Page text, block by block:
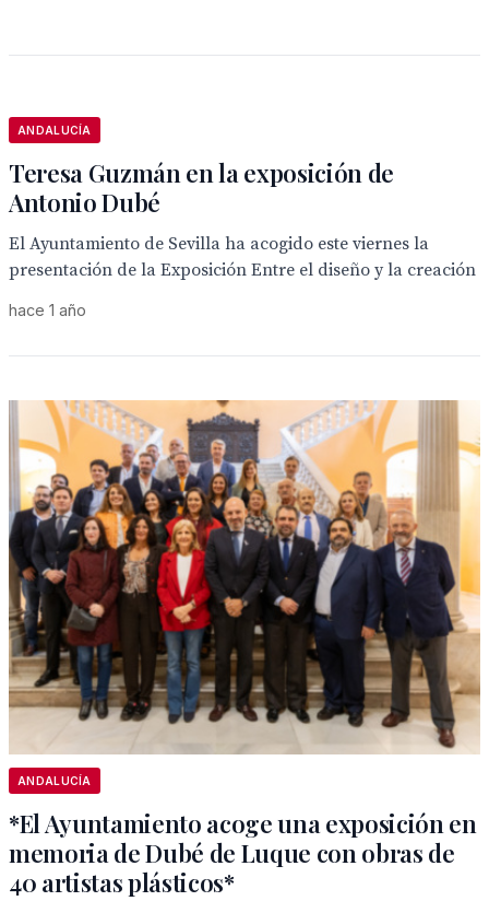
ANDALUCÍA
Teresa Guzmán en la exposición de
Antonio Dubé
El Ayuntamiento de Sevilla ha acogido este viernes la
presentación de la Exposición Entre el diseño y la creación
hace 1 año
ANDALUCÍA
*El Ayuntamiento acoge una exposición en
memoria de Dubé de Luque con obras de
40 artistas plásticos*